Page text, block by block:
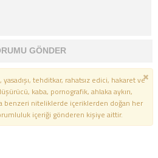
GÖNDER
tehditkar, rahatsız edici, hakaret ve
kaba, pornografik, ahlaka aykırı,
benzeri niteliklerde içeriklerden doğan her
içeriği gönderen kişiye aittir.